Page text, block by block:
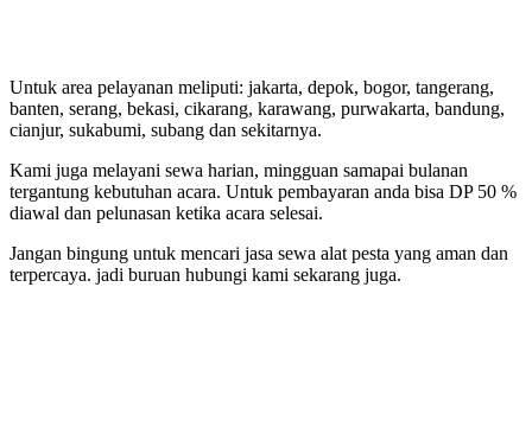
Untuk area pelayanan meliputi: jakarta, depok, bogor, tangerang,
banten, serang, bekasi, cikarang, karawang, purwakarta, bandung,
cianjur, sukabumi, subang dan sekitarnya.
Kami juga melayani sewa harian, mingguan samapai bulanan
tergantung kebutuhan acara. Untuk pembayaran anda bisa DP 50 %
diawal dan pelunasan ketika acara selesai.
Jangan bingung untuk mencari jasa sewa alat pesta yang aman dan
terpercaya. jadi buruan hubungi kami sekarang juga.